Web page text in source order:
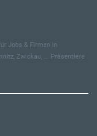
Jobs & Firmen in
Zwickau, ... Präsentiere